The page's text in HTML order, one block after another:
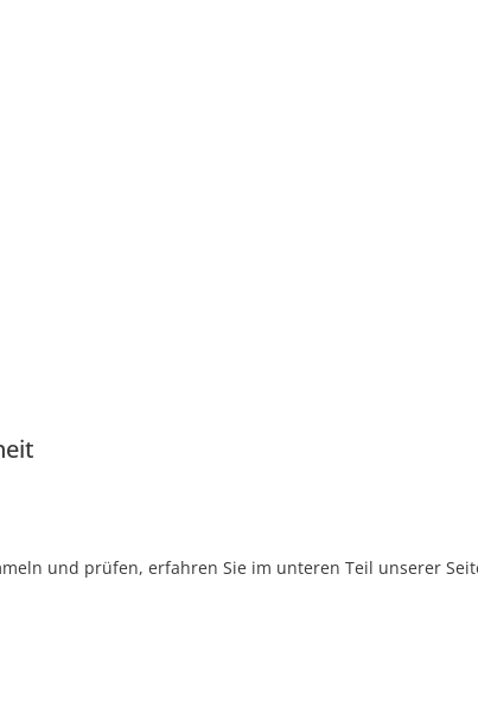
und prüfen, erfahren Sie im unteren Teil unserer